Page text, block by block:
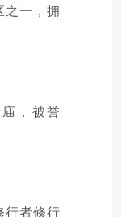
之一，拥
，被誉
行者修行